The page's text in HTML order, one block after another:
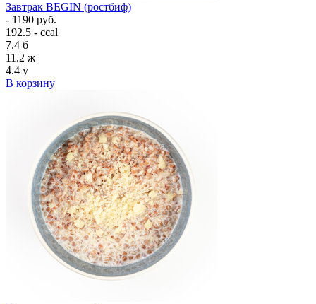
Завтрак BEGIN (ростбиф)
- 1190 руб.
192.5 - ccal
7.4 б
11.2 ж
4.4 у
В корзину